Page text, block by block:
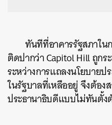
ทันทีที่อาคารรัฐสภาใน
ติดปากว่า Capitol Hill ถูก
ระหว่างการแถลงนโยบาย
ในรัฐบาลที่เหลืออยู่ จึงต้อ
ประธานาธิบดีแบบไม่ทันตั้ง